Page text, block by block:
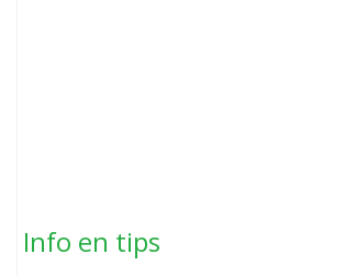
Info en tips